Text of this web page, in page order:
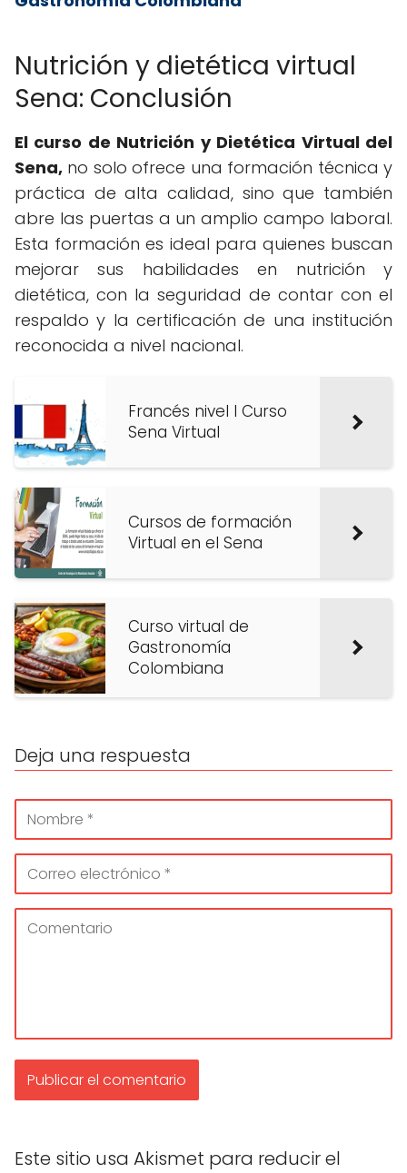
Nutrición y dietética virtual
Sena: Conclusión
El curso de Nutrición y Dietética Virtual del
Sena, no solo ofrece una formación técnica y
práctica de alta calidad, sino que también
abre las puertas a un amplio campo laboral.
Esta formación es ideal para quienes buscan
mejorar sus habilidades en nutrición y
dietética, con la seguridad de contar con el
respaldo y la certificación de una institución
reconocida a nivel nacional.
Francés nivel I Curso
Sena Virtual
Cursos de formación
Virtual en el Sena
Curso virtual de
Gastronomía
Colombiana
Deja una respuesta
Este sitio usa Akismet para reducir el